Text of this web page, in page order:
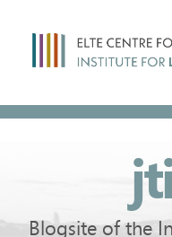
Blogsite of the